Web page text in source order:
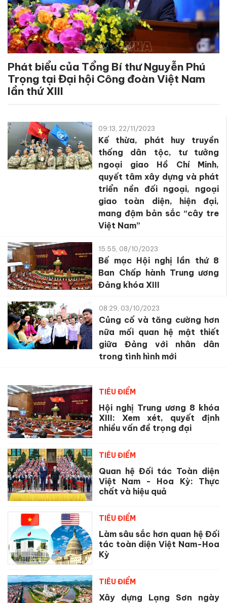
Phát biểu của Tổng Bí thư Nguyễn Phú
Trọng tại Đại hội Công đoàn Việt Nam
lần thứ XIII
09:13, 22/11/2023
Kế thừa, phát huy truyền
thống dân tộc, tư tưởng
ngoại giao Hồ Chí Minh,
quyết tâm xây dựng và phát
triển nền đối ngoại, ngoại
giao toàn diện, hiện đại,
mang đậm bản sắc “cây tre
Việt Nam”
15:55, 08/10/2023
Bế mạc Hội nghị lần thứ 8
Ban Chấp hành Trung ương
Đảng khóa XIII
08:29, 03/10/2023
Củng cố và tăng cường hơn
nữa mối quan hệ mật thiết
giữa Đảng với nhân dân
trong tình hình mới
TIÊU ĐIỂM
Hội nghị Trung ương 8 khóa
XIII: Xem xét, quyết định
nhiều vấn đề trọng đại
TIÊU ĐIỂM
Quan hệ Đối tác Toàn diện
Việt Nam - Hoa Kỳ: Thực
chất và hiệu quả
TIÊU ĐIỂM
Làm sâu sắc hơn quan hệ Đối
tác toàn diện Việt Nam-Hoa
Kỳ
TIÊU ĐIỂM
Xây dựng Lạng Sơn ngày